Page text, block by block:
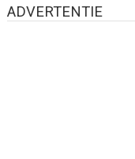
ADVERTENTIE